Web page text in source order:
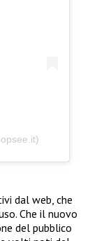
dal web, che
Che il nuovo
del pubblico